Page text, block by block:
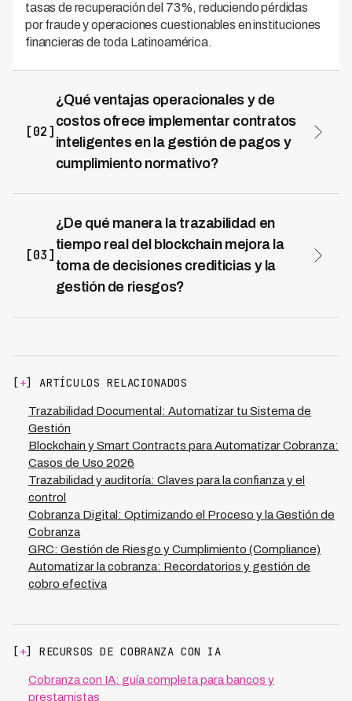
tasas de recuperación del 73%, reduciendo pérdidas
por fraude y operaciones cuestionables en instituciones
financieras de toda Latinoamérica.
[02]
¿Qué ventajas operacionales y de
costos ofrece implementar contratos
inteligentes en la gestión de pagos y
cumplimiento normativo?
normativo sin intermediarios, reduciendo costos
operacionales hasta en un 70%. Esta automatización
acelera los ciclos de cobro, disminuye errores manuales
y asegura que cada transacción cumpla con
regulaciones locales. Instituciones financieras en 7
aprovechan esta eficiencia para optimizar sus procesos
regulatoria.
[03]
¿De qué manera la trazabilidad en
tiempo real del blockchain mejora la
toma de decisiones crediticias y la
gestión de riesgos?
decisiones crediticias más precisas y basadas en datos
verificables. Esta información confiable reduce la
incertidumbre en la evaluación de riesgo y mejora la
segmentación de cartera. Con soluciones integradas
como Kleva, que operan en 7 países de Latinoamérica,
los decision makers financieros acceden a registros
auditables que sustentan políticas de crédito más
inteligentes y rentables.
[+] ARTÍCULOS RELACIONADOS
Trazabilidad Documental: Automatizar tu Sistema de
Gestión
Blockchain y Smart Contracts para Automatizar Cobranza:
Casos de Uso 2026
Trazabilidad y auditoría: Claves para la confianza y el
control
Cobranza Digital: Optimizando el Proceso y la Gestión de
Cobranza
GRC: Gestión de Riesgo y Cumplimiento (Compliance)
Automatizar la cobranza: Recordatorios y gestión de
cobro efectiva
[+] RECURSOS DE COBRANZA CON IA
Cobranza con IA: guía completa para bancos y
prestamistas